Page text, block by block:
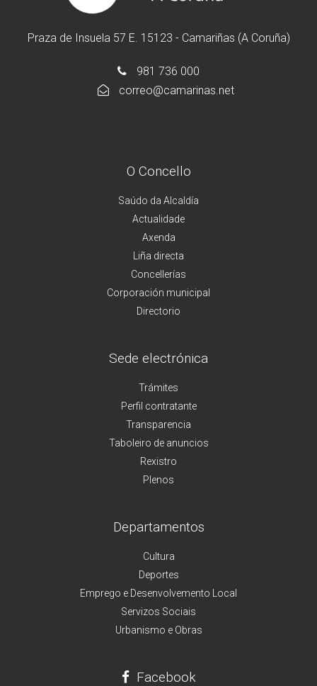
Praza de Insuela 57 E. 15123 - Camariñas (A Coruña)
981 736 000
correo@camarinas.net
O Concello
Saúdo da Alcaldía
Actualidade
Axenda
Liña directa
Concellerías
Corporación municipal
Directorio
Sede electrónica
Trámites
Perfil contratante
Transparencia
Taboleiro de anuncios
Rexistro
Plenos
Departamentos
Cultura
Deportes
Emprego e Desenvolvemento Local
Servizos Sociais
Urbanismo e Obras
Facebook